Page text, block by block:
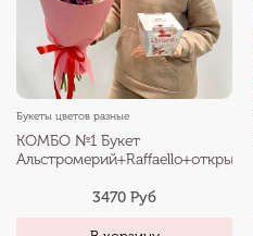
Букеты цветов разные
КОМБО №1 Букет
Альстромерий+Raffaello+открытка
3470 Руб